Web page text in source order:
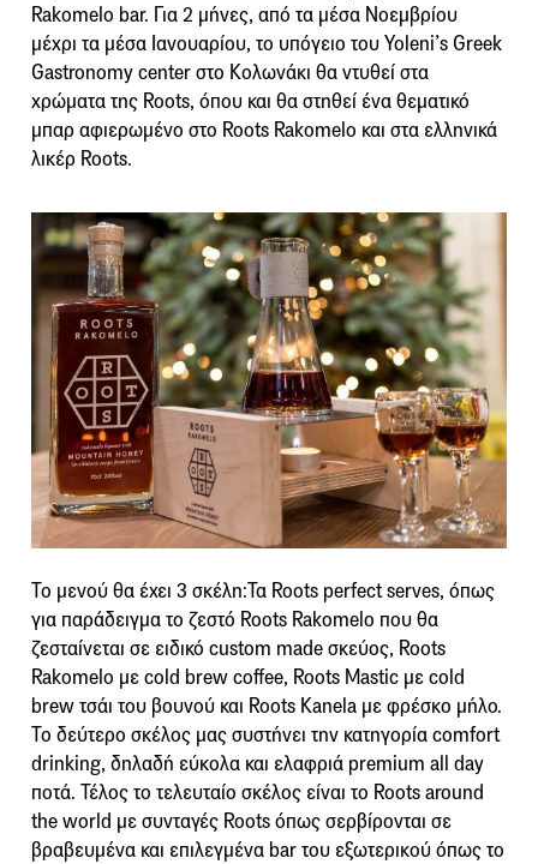
Rakomelo bar. Για 2 μήνες, από τα μέσα Νοεμβρίου
μέχρι τα μέσα Ιανουαρίου, το υπόγειο τoυ Yoleni’s Greek
Gastronomy center στο Κολωνάκι θα ντυθεί στα
χρώματα της Roots, όπου και θα στηθεί ένα θεματικό
μπαρ αφιερωμένο στο Roots Rakomelo και στα ελληνικά
λικέρ Roots.
Το μενού θα έχει 3 σκέλη:Τα Roots perfect serves, όπως
για παράδειγμα το ζεστό Roots Rakomelo που θα
ζεσταίνεται σε ειδικό custom made σκεύος, Roots
Rakomelo με cold brew coffee, Roots Mastic με cold
brew τσάι του βουνού και Roots Kanela με φρέσκο μήλο.
Το δεύτερο σκέλος μας συστήνει την κατηγορία comfort
drinking, δηλαδή εύκολα και ελαφριά premium all day
ποτά. Τέλος το τελευταίο σκέλος είναι το Roots around
the world με συνταγές Roots όπως σερβίρονται σε
βραβευμένα και επιλεγμένα bar του εξωτερικού όπως το